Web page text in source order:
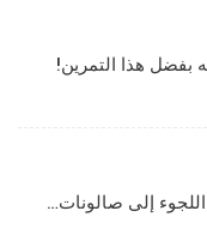
بفضل هذا التمرين!
إلى صالونات…